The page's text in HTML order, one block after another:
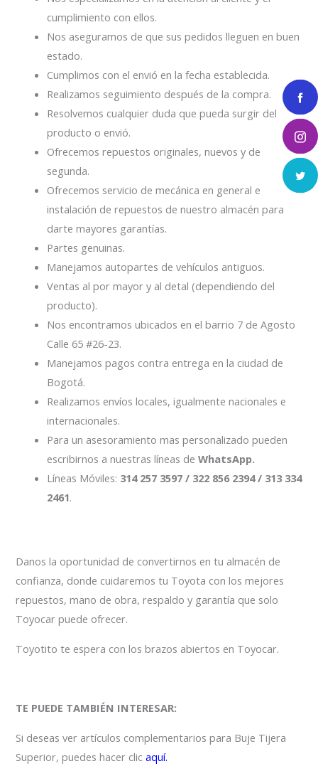
cumplimiento con ellos.
Nos aseguramos de que sus pedidos lleguen en buen
estado.
Cumplimos con el envió en la fecha establecida.
Realizamos seguimiento después de la compra.
Resolvemos cualquier duda que pueda surgir del
producto o envió.
Ofrecemos repuestos originales, nuevos y de
segunda.
Ofrecemos servicio de mecánica en general e
instalación de repuestos de nuestro almacén para
darte mayores garantías.
Partes genuinas.
Manejamos autopartes de vehículos antiguos.
Ventas al por mayor y al detal (dependiendo del
producto).
Nos encontramos ubicados en el barrio 7 de Agosto
Calle 65 #26-23.
Manejamos pagos contra entrega en la ciudad de
Bogotá.
Realizamos envíos locales, igualmente nacionales e
internacionales.
Para un asesoramiento mas personalizado pueden
escribirnos a nuestras líneas deWhatsApp.
Líneas Móviles: 314 257 3597 / 322 856 2394 / 313 334
2461.
Danos la oportunidad de convertirnos en tu almacén de
confianza, donde cuidaremos tu Toyota con los mejores
repuestos, mano de obra, respaldo y garantía que solo
Toyocar puede ofrecer.
Toyotito te espera con los brazos abiertos en Toyocar.
TE PUEDE TAMBIÉN INTERESAR:
Si deseas ver artículos complementarios para Buje Tijera
Superior, puedes hacer clicaquí.